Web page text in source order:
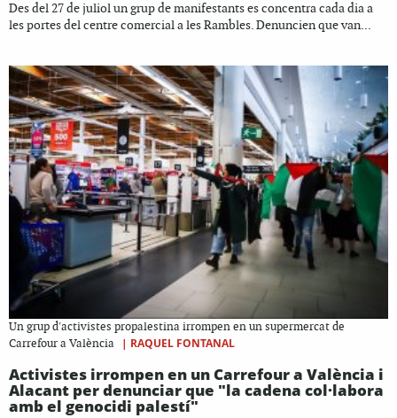
Des del 27 de juliol un grup de manifestants es concentra cada dia a
les portes del centre comercial a les Rambles. Denuncien que van...
Un grup d'activistes propalestina irrompen en un supermercat de
Carrefour a València
| RAQUEL FONTANAL
Activistes irrompen en un Carrefour a València i
Alacant per denunciar que "la cadena col·labora
amb el genocidi palestí"